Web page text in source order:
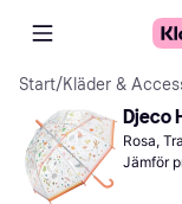
Start/Kläder &
Djeco
Rosa,
Jämför